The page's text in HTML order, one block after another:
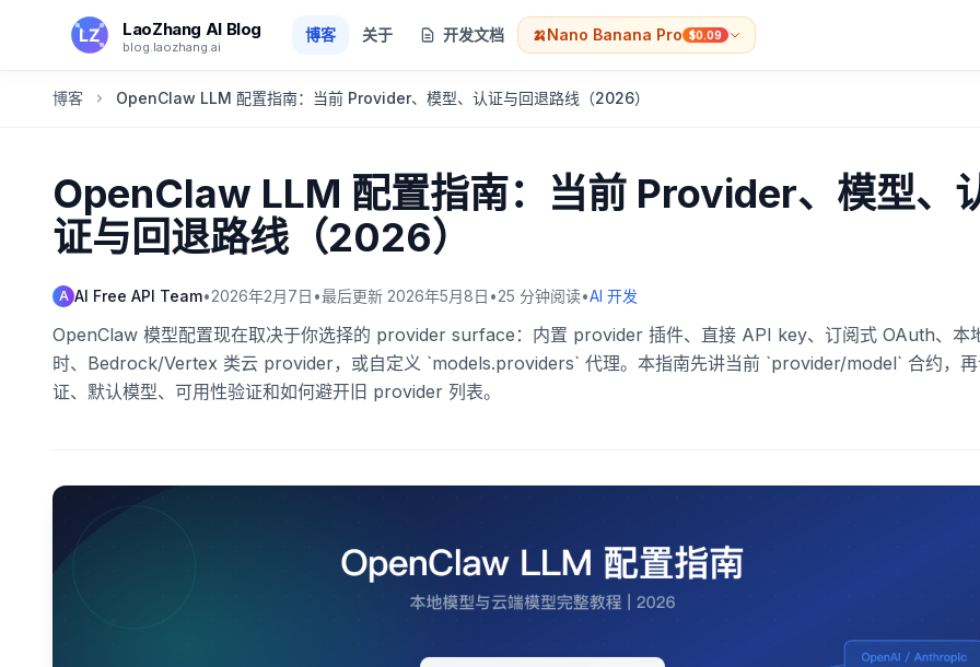
跳转到主要内容
LaoZhang AI Blog
blog.laozhang.ai
博客 关于 开发文档 🍌Nano Banana Pro $0.09
博客 OpenClaw LLM 配置指南：当前 Provider、模型、认证与回退路线（2026）
OpenClaw LLM 配置指南：当前 Provider、模型、
证与回退路线（2026）
A AI Free API Team•2026年2月7日 •最后更新 2026年5月8日 •25 分钟阅读•AI 开发
OpenClaw 模型配置现在取决于你选择的 provider surface：内置 provider 插件、直接 API key、订阅式 OAuth、本
时、Bedrock/Vertex 类云 provider，或自定义 `models.providers` 代理。本指南先讲当前 `provider/model` 合约，再
证、默认模型、可用性验证和如何避开旧 provider 列表。